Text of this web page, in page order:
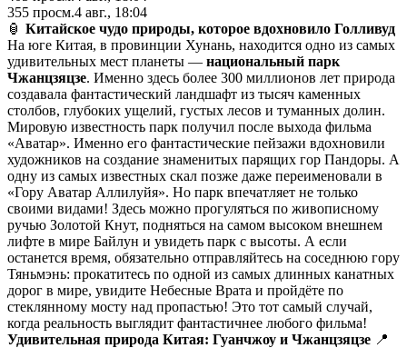
355 просм.4 авг., 18:04
🏮 Китайское чудо природы, которое вдохновило Голливуд
На юге Китая, в провинции Хунань, находится одно из самых
удивительных мест планеты — национальный парк
Чжанцзяцзе. Именно здесь более 300 миллионов лет природа
создавала фантастический ландшафт из тысяч каменных
столбов, глубоких ущелий, густых лесов и туманных долин.
Мировую известность парк получил после выхода фильма
«Аватар». Именно его фантастические пейзажи вдохновили
художников на создание знаменитых парящих гор Пандоры. А
одну из самых известных скал позже даже переименовали в
«Гору Аватар Аллилуйя». Но парк впечатляет не только
своими видами! Здесь можно прогуляться по живописному
ручью Золотой Кнут, подняться на самом высоком внешнем
лифте в мире Байлун и увидеть парк с высоты. А если
останется время, обязательно отправляйтесь на соседнюю гору
Тяньмэнь: прокатитесь по одной из самых длинных канатных
дорог в мире, увидите Небесные Врата и пройдёте по
стеклянному мосту над пропастью! Это тот самый случай,
когда реальность выглядит фантастичнее любого фильма!
Удивительная природа Китая: Гуанчжоу и Чжанцзяцзе 📍